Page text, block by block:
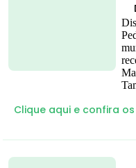
Clique aqui e confira